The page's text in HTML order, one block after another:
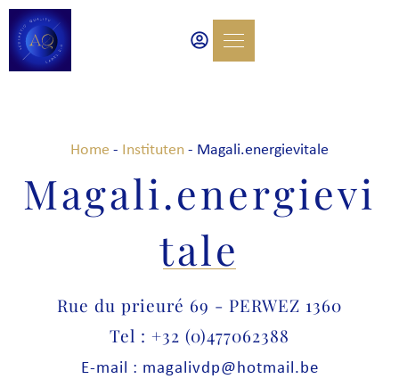
Home - Instituten- Magali.energievitale
Magali.energievi
tale
Rue du prieuré 69 - PERWEZ 1360
Tel : +32 (0)477062388
E-mail : magalivdp@hotmail.be